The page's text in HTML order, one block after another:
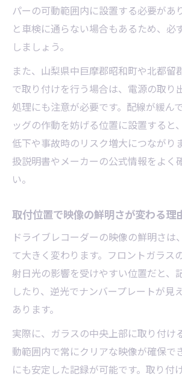
パーの可動範囲内に設置する必要があ
と車検に通らない場合もあるため、必
しましょう。
また、山梨県中巨摩郡昭和町や北都留
で取り付けを行う場合は、電源の取り
処理にも注意が必要です。配線が緩ん
ッグの作動を妨げる位置に設置すると
低下や事故時のリスク増大につながり
扱説明書やメーカーの公式情報をよく
い。
取付位置で映像の鮮明さが変わる理
ドライブレコーダーの映像の鮮明さは
て大きく変わります。フロントガラス
射日光の影響を受けやすい位置だと、
したり、逆光でナンバープレートが見
あります。
実際に、ガラスの中央上部に取り付け
動範囲内で常にクリアな映像が確保で
にも安定した記録が可能です。取り付